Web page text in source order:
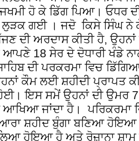
ਹੋ ਕੇ ਡਿੱਗ ਪਿਆ। ਓਧਰ
ਗਈ । ਜਦੋ ਕਿਸੇ ਸਿੰਘ ਨੇ ਕੋਲੋਂ
ਦੀ ਅਰਦਾਸ ਕੀਤੀ ਹੈ,
18 ਸੇਰ ਦੇ ਦੋਧਾਰੀ ਖੰਡੇ
ਦੀ ਪਰਕਰਮਾ ਵਿਚ
ਕੌਮ ਲਈ ਸ਼ਹੀਦੀ ਪ੍ਰਾਪਤ
ਇਸ ਸਮੇਂ ਉਹਨਾਂ ਦੀ ਉਮਰ
ਆਖਿਆ ਜਾਂਦਾ ਹੈ। ਪਰਿਕਰਮਾ
ਸ਼ਹੀਦ ਬੁੰਗਾ ਬਣਿਆ
ਹੋਇਆ ਹੈ ਅਤੇ ਰੋਜ਼ਾਨਾ